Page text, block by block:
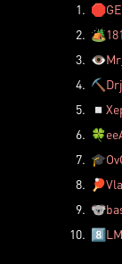
1. 🛑
2. 🏕️
3. 👁️
4. ⛏️
5.
◽
6. 🍀
7. 🎓
8.
🏓
9. 🐨
10. 8️⃣